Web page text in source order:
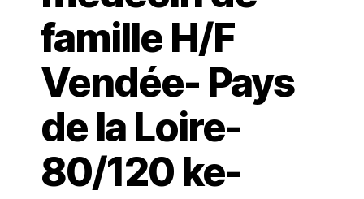
famille H/F
Vendée- Pays
de la Loire-
80/120 ke-